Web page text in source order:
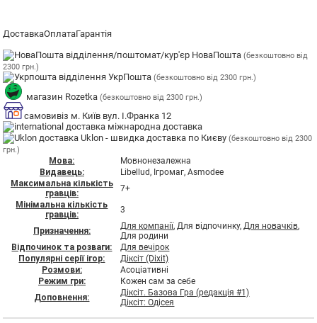
ДоставкаОплатаГарантія
відділення/поштомат/кур'єр НоваПошта(безкоштовно від
2300 грн.)
відділення УкрПошта(безкоштовно від 2300 грн.)
магазин Rozetka(безкоштовно від 2300 грн.)
самовивіз м. Київ вул. І.Франка 12
міжнародна доставка
Uklon - швидка доставка по Києву(безкоштовно від 2300
грн.)
Мова:
Мовнонезалежна
Видавець:
Libellud, Ігромаг, Asmodee
Максимальна кількість
гравців:
7+
Мінімальна кількість
гравців:
3
Призначення: Для компанії, Для відпочинку,Для новачків,
Для родини
Відпочинок та розваги:
Для вечірок
Популярні серії ігор:
Діксіт (Dixit)
Розмови:
Асоціативні
Режим гри:
Кожен сам за себе
Доповнення:
Діксіт. Базова Гра (редакція #1)
Діксіт: Одісея